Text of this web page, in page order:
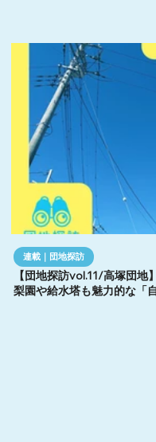
【団地探訪vol.11/高塚団地
梨園や給水塔も魅力的な「
連載｜団地探訪